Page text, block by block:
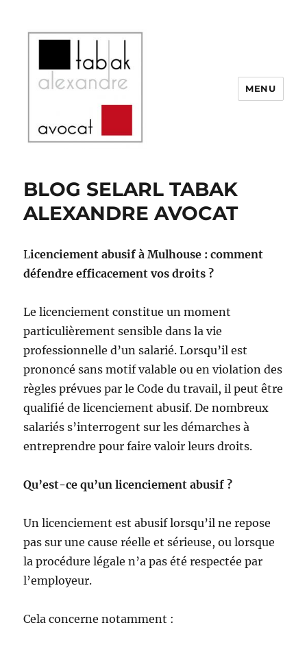
MENU
BLOG SELARL TABAK
ALEXANDRE AVOCAT
Licenciement abusif à Mulhouse : comment
défendre efficacement vos droits ?
Le licenciement constitue un moment
particulièrement sensible dans la vie
professionnelle d’un salarié. Lorsqu’il est
prononcé sans motif valable ou en violation des
règles prévues par le Code du travail, il peut être
qualifié de licenciement abusif. De nombreux
salariés s’interrogent sur les démarches à
entreprendre pour faire valoir leurs droits.
Qu’est-ce qu’un licenciement abusif ?
Un licenciement est abusif lorsqu’il ne repose
pas sur une cause réelle et sérieuse, ou lorsque
la procédure légale n’a pas été respectée par
l’employeur.
Cela concerne notamment :